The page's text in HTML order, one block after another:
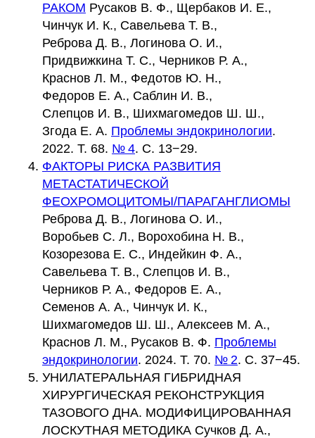
РАКОМ Русаков В. Ф., Щербаков И. Е.,
Чинчук И. К., Савельева Т. В.,
Реброва Д. В., Логинова О. И.,
Придвижкина Т. С., Черников Р. А.,
Краснов Л. М., Федотов Ю. Н.,
Федоров Е. А., Саблин И. В.,
Слепцов И. В., Шихмагомедов Ш. Ш.,
Згода Е. А. Проблемы эндокринологии.
2022. Т. 68. № 4. С. 13−29.
ФАКТОРЫ РИСКА РАЗВИТИЯ
МЕТАСТАТИЧЕСКОЙ
ФЕОХРОМОЦИТОМЫ/ПАРАГАНГЛИОМЫ
Реброва Д. В., Логинова О. И.,
Воробьев С. Л., Ворохобина Н. В.,
Козорезова Е. С., Индейкин Ф. А.,
Савельева Т. В., Слепцов И. В.,
Черников Р. А., Федоров Е. А.,
Семенов А. А., Чинчук И. К.,
Шихмагомедов Ш. Ш., Алексеев М. А.,
Краснов Л. М., Русаков В. Ф. Проблемы
эндокринологии. 2024. Т. 70. № 2. С. 37−45.
УНИЛАТЕРАЛЬНАЯ ГИБРИДНАЯ
ХИРУРГИЧЕСКАЯ РЕКОНСТРУКЦИЯ
ТАЗОВОГО ДНА. МОДИФИЦИРОВАННАЯ
ЛОСКУТНАЯ МЕТОДИКА Сучков Д. А.,